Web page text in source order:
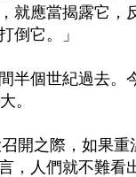
就應當揭露它，
倒它。」
半個世紀過去。
。
開之際，如果重
，人們就不難看